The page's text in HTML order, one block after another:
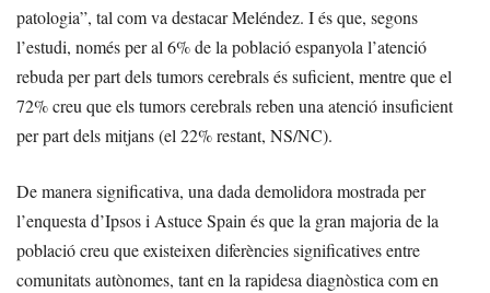
patologia”, tal com va destacar Meléndez. I és que, segons
l’estudi, només per al 6% de la població espanyola l’atenció
rebuda per part dels tumors cerebrals és suficient, mentre que el
72% creu que els tumors cerebrals reben una atenció insuficient
per part dels mitjans (el 22% restant, NS/NC).
De manera significativa, una dada demolidora mostrada per
l’enquesta d’Ipsos i Astuce Spain és que la gran majoria de la
població creu que existeixen diferències significatives entre
comunitats autònomes, tant en la rapidesa diagnòstica com en